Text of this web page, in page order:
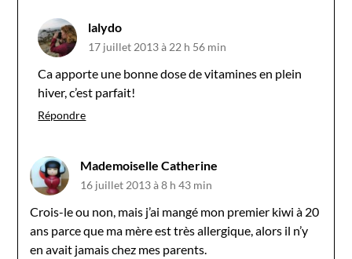
lalydo
17 juillet 2013 à 22 h 56 min
Ca apporte une bonne dose de vitamines en plein
hiver, c’est parfait!
Répondre
Mademoiselle Catherine
16 juillet 2013 à 8 h 43 min
Crois-le ou non, mais j’ai mangé mon premier kiwi à 20
ans parce que ma mère est très allergique, alors il n’y
en avait jamais chez mes parents.